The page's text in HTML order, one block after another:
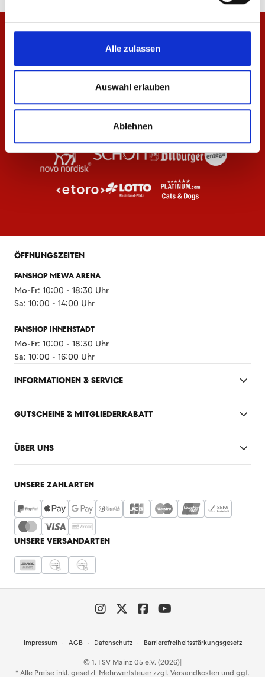
Alle zulassen
Auswahl erlauben
Ablehnen
ÖFFNUNGSZEITEN
FANSHOP MEWA ARENA
Mo-Fr: 10:00 - 18:30 Uhr
Sa: 10:00 - 14:00 Uhr
FANSHOP INNENSTADT
Mo-Fr: 10:00 - 18:30 Uhr
Sa: 10:00 - 16:00 Uhr
INFORMATIONEN & SERVICE
GUTSCHEINE & MITGLIEDERRABATT
ÜBER UNS
UNSERE ZAHLARTEN
UNSERE VERSANDARTEN
Impressum AGB Datenschutz Barrierefreiheitsstärkungsgesetz
© 1. FSV Mainz 05 e.V. (2026)|
* Alle Preise inkl. gesetzl. Mehrwertsteuer zzgl. Versandkosten und ggf.